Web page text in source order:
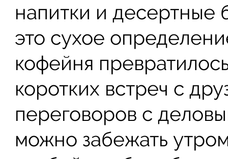
напитки и десертные
это сухое
кофейня
коротких встреч с
переговоров с
можно забежать